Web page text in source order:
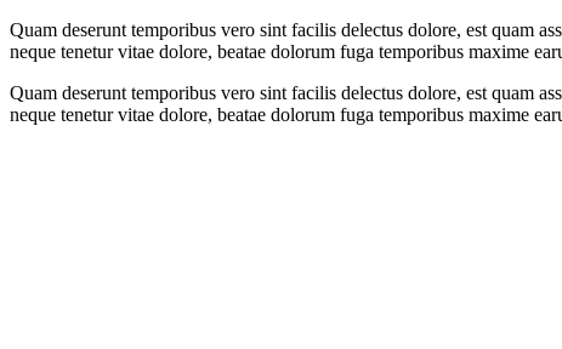
Quam deserunt temporibus vero sint facilis delectus dolore, est quam
neque tenetur vitae dolore, beatae dolorum fuga temporibus maxime
Quam deserunt temporibus vero sint facilis delectus dolore, est quam
neque tenetur vitae dolore, beatae dolorum fuga temporibus maxime